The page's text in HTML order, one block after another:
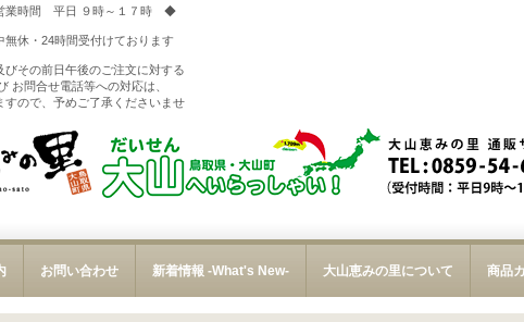
業時間 平日 ９時～１７時 ◆
無休・24時間受付けております
びその前日午後のご注文に対する
お問合せ電話等への対応は、
すので、予めご了承くださいませ
お問い合わせ 新着情報 -What's New- 大山恵みの里について 商品